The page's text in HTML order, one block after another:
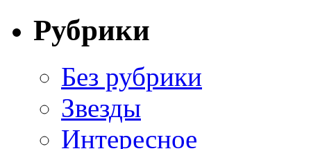
Рубрики
Без рубрики
Звезды
Интересное